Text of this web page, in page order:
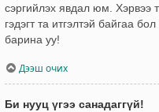
сэргийлэх явдал юм. Хэрвээ
гэдэгт та итгэлтэй байгаа
барина уу!
Дээш очих
Би нууц үгээ санадаггүй!